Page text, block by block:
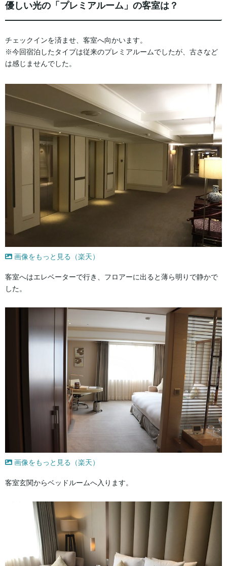
優しい光の「プレミアルーム」の客室は？
チェックインを済ませ、客室へ向かいます。
※今回宿泊したタイプは従来のプレミアルームでしたが、古さなど
は感じませんでした。
画像をもっと見る（楽天）
客室へはエレベーターで行き、フロアーに出ると薄ら明りで静かで
した。
画像をもっと見る（楽天）
客室玄関からベッドルームへ入ります。